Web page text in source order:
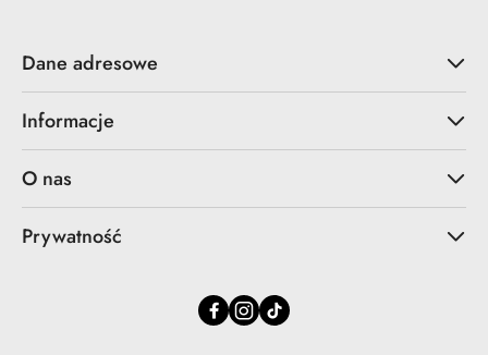
Dane adresowe
Informacje
O nas
Prywatność